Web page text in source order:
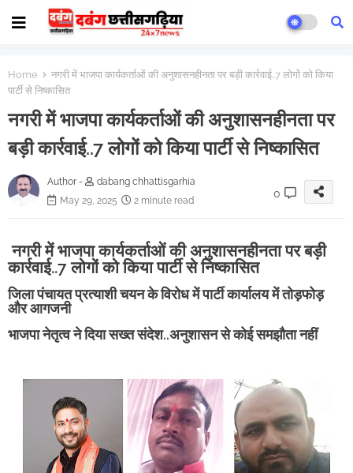
Home
नगरी में भाजपा कार्यकर्ताओं की अनुशासनहीनता पर बड़ी कार्रवाई..7 लोगों को किया
पार्टी से निष्कासित
नगरी में भाजपा कार्यकर्ताओं की अनुशासनहीनता पर
बड़ी कार्रवाई..7 लोगों को किया पार्टी से निष्कासित
Author -
dabang chhattisgarhia
May 29, 2025
2 minute read
0
नगरी में भाजपा कार्यकर्ताओं की अनुशासनहीनता पर बड़ी
कार्रवाई..7 लोगों को किया पार्टी से निष्कासित
जिला पंचायत प्रत्याशी चयन के विरोध में पार्टी कार्यालय में तोड़फोड़
और आगजनी
भाजपा नेतृत्व ने दिया सख्त संदेश..अनुशासन से कोई समझौता नहीं